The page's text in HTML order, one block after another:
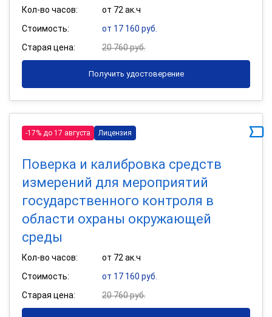
Кол-во часов:
от 72 ак.ч
Стоимость:
от 17 160 руб.
Старая цена:
20 760 руб.
Получить удостоверение
-17% до 17 августа Лицензия
Поверка и калибровка средств
измерений для мероприятий
государственного контроля в
области охраны окружающей
среды
Кол-во часов:
от 72 ак.ч
Стоимость:
от 17 160 руб.
Старая цена:
20 760 руб.